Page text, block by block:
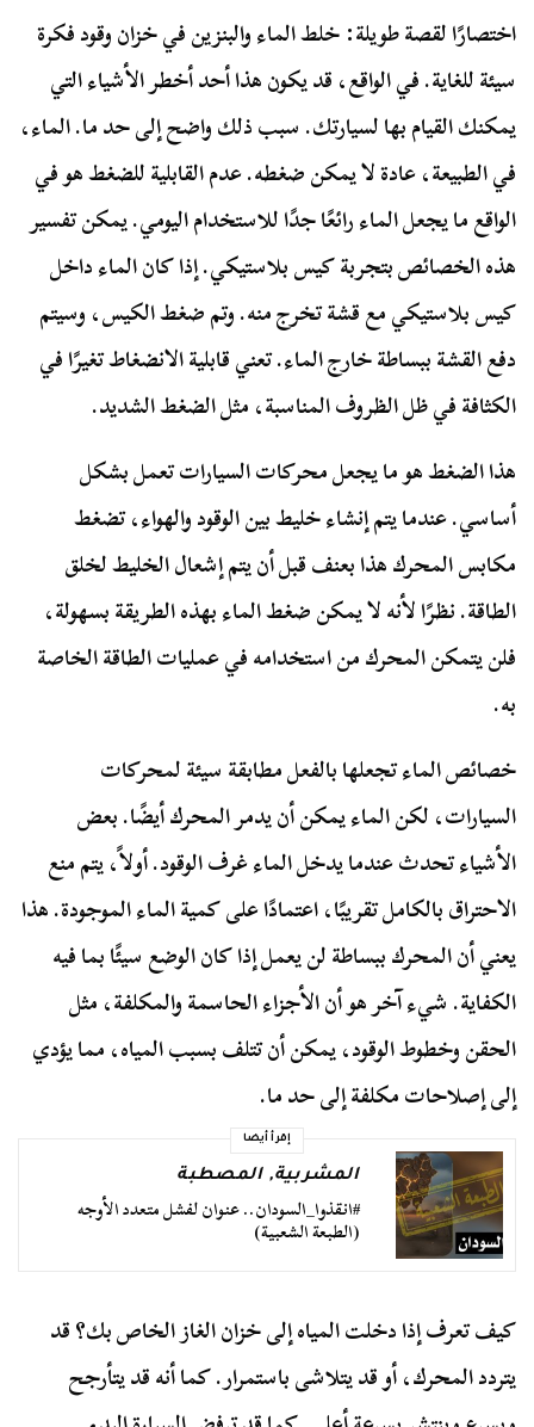
اختصارًا لقصة طويلة: خلط الماء والبنزين في خزان وقود فكرة
سيئة للغاية. في الواقع، قد يكون هذا أحد أخطر الأشياء التي
يمكنك القيام بها لسيارتك. سبب ذلك واضح إلى حد ما. الماء،
في الطبيعة، عادة لا يمكن ضغطه. عدم القابلية للضغط هو في
الواقع ما يجعل الماء رائعًا جدًا للاستخدام اليومي. يمكن تفسير
هذه الخصائص بتجربة كيس بلاستيكي. إذا كان الماء داخل
كيس بلاستيكي مع قشة تخرج منه. وتم ضغط الكيس، وسيتم
دفع القشة ببساطة خارج الماء. تعني قابلية الانضغاط تغيرًا في
الكثافة في ظل الظروف المناسبة، مثل الضغط الشديد.
هذا الضغط هو ما يجعل محركات السيارات تعمل بشكل
أساسي. عندما يتم إنشاء خليط بين الوقود والهواء، تضغط
مكابس المحرك هذا بعنف قبل أن يتم إشعال الخليط لخلق
الطاقة. نظرًا لأنه لا يمكن ضغط الماء بهذه الطريقة بسهولة،
فلن يتمكن المحرك من استخدامه في عمليات الطاقة الخاصة
به.
خصائص الماء تجعلها بالفعل مطابقة سيئة لمحركات
السيارات، لكن الماء يمكن أن يدمر المحرك أيضًا. بعض
الأشياء تحدث عندما يدخل الماء غرف الوقود. أولاً، يتم منع
الاحتراق بالكامل تقريبًا، اعتمادًا على كمية الماء الموجودة. هذا
يعني أن المحرك ببساطة لن يعمل إذا كان الوضع سيئًا بما فيه
الكفاية. شيء آخر هو أن الأجزاء الحاسمة والمكلفة، مثل
الحقن وخطوط الوقود، يمكن أن تتلف بسبب المياه، مما يؤدي
إلى إصلاحات مكلفة إلى حد ما.
إقرأ أيضا
المشربية,المصطبة
#انقذوا_السودان.. عنوان لفشل متعدد الأوجه
(الطبعة الشعبية)
كيف تعرف إذا دخلت المياه إلى خزان الغاز الخاص بك؟ قد
يتردد المحرك، أو قد يتلاشى باستمرار. كما أنه قد يتأرجح